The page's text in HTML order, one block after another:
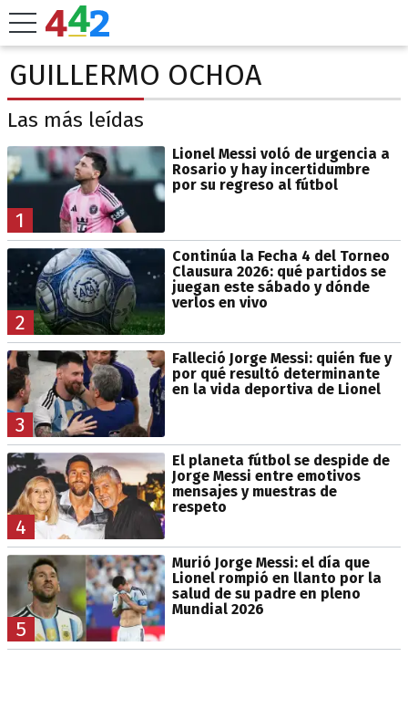
GUILLERMO OCHOA
Las más leídas
1
Lionel Messi voló de urgencia a
Rosario y hay incertidumbre
por su regreso al fútbol
2
Continúa la Fecha 4 del Torneo
Clausura 2026: qué partidos se
juegan este sábado y dónde
verlos en vivo
3
Falleció Jorge Messi: quién fue y
por qué resultó determinante
en la vida deportiva de Lionel
4
El planeta fútbol se despide de
Jorge Messi entre emotivos
mensajes y muestras de
respeto
5
Murió Jorge Messi: el día que
Lionel rompió en llanto por la
salud de su padre en pleno
Mundial 2026